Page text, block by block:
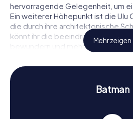
hervorragende Gelegenheit, um
Ein weiterer Höhepunkt ist die Ulu
die durch ihre architektonische
könnt ihr die beeindruckende
bewundern und mehr über die
grüner Rückzugsort mitten in der
für eine kleine Pause während
Mehr zeigen
Batman